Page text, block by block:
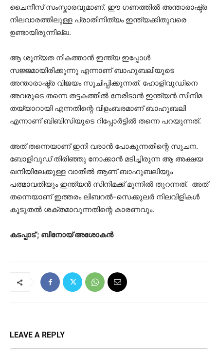
ചൈനീസ് സംസ്കാരവുമാണ്. ഈ ഗണത്തിൽ അന്താരാഷ്ട്ര
നിലവാരത്തിലുള്ള പ്രാതിനിത്യം ഇന്ത്യക്കിതുവരെ
ഉണ്ടായിരുന്നില്ല.
ആ ശൂന്യത നികത്താൻ ഇന്ത്യ ഇപ്പോൾ
സജ്ജമായിരിക്കുന്നു എന്നാണ് ബാഹുബലിയുടെ
അന്താരാഷ്ട്ര വിജയം സൂചിപ്പിക്കുന്നത്. ഹോളിവുഡിനെ
അവരുടെ തന്നെ തട്ടകത്തിൽ നേരിടാൻ ഇന്ത്യൻ സിനിമ
തയ്യാറായി എന്നതിന്റെ വിളംബരമാണ് ബാഹുബലി
എന്നാണ് ബിബിസിയുടെ റിപ്പോർട്ടിൽ തന്നെ പറയുന്നത്.
അത് തന്നെയാണ് ഇനി വരാൻ പോകുന്നതിന്റെ സൂചന.
ബോളിവുഡ് തിരിഞ്ഞു നോക്കാൻ മടിച്ചിരുന്ന ആ അക്ഷയ
ഖനിയിലേക്കുള്ള വാതിൽ ആണ് ബാഹുബലിയും
പത്മാവതിയും ഇന്ത്യൻ സിനിമക്ക് മുന്നിൽ തുറന്നത്. അത്
തന്നെയാണ് ഇത്തരം ലിബറൽ-സെക്കുലർ നിലവിളികൾ
കൂടുതൽ ശക്തമാവുന്നതിന്റെ കാരണവും.
കടപ്പാട് ; ബിനോയ് അശോകന്‍
LEAVE A REPLY